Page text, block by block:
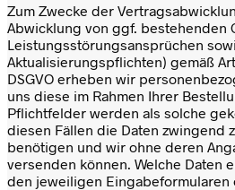
Zum Zwecke der
Abwicklung von ggf. bestehenden
Leistungsstörungsansprüchen
Aktualisierungspflichten) gemäß
DSGVO erheben wir
uns diese im Rahmen Ihrer
Pflichtfelder werden als solche
diesen Fällen die Daten zwingend
benötigen und wir ohne deren
versenden können. Welche Daten
den jeweiligen Eingabeformularen